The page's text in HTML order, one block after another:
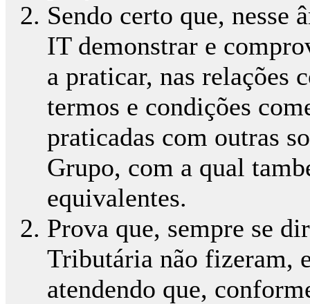
Sendo certo que, nesse
IT demonstrar e
a praticar, nas relações
termos e condições
praticadas com outras
Grupo, com a qual
equivalentes.
Prova que, sempre se
Tributária não fizeram,
atendendo que,